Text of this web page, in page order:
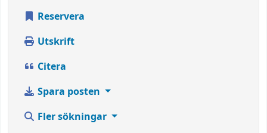
Reservera
Utskrift
Citera
Spara posten
Fler sökningar